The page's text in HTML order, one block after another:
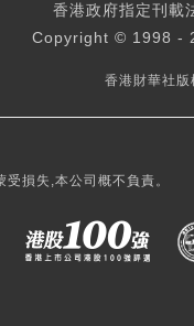
香港政府指定刊載
Copyright © 1998 -
香港財華社版
損失,本公司概不負責。